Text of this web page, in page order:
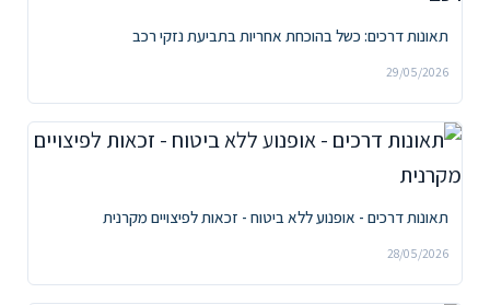
תאונות דרכים: כשל בהוכחת אחריות בתביעת נזקי רכב
29/05/2026
תאונות דרכים - אופנוע ללא ביטוח - זכאות לפיצויים מקרנית
28/05/2026